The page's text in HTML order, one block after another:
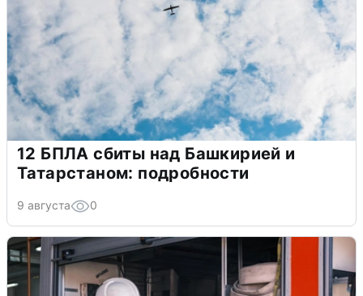
12 БПЛА сбиты над Башкирией и
Татарстаном: подробности
9 августа 0